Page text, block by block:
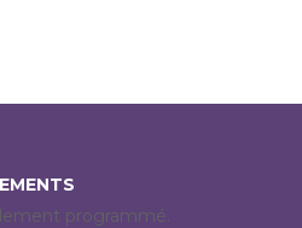
programmé.